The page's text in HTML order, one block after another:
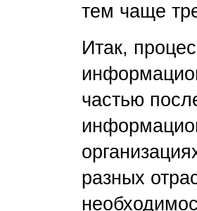
тем чаще
Итак,
частью
разных